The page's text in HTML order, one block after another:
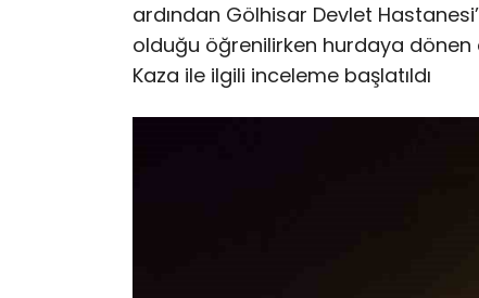
ardından Gölhisar Devlet
olduğu öğrenilirken hurdaya
Kaza ile ilgili inceleme başlatıldı